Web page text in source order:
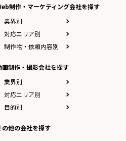
制作・マーケティング会社を探す
業界別
対応エリア別
制作物・依頼内容別
画制作・撮影会社を探す
業界別
対応エリア別
目的別
の他の会社を探す